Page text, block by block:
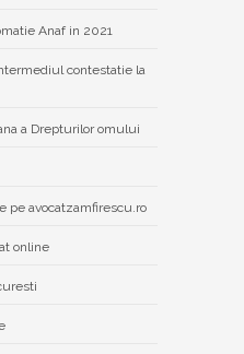
Anaf in 2021
contestatie la
a Drepturilor omului
pe avocatzamfirescu.ro
online